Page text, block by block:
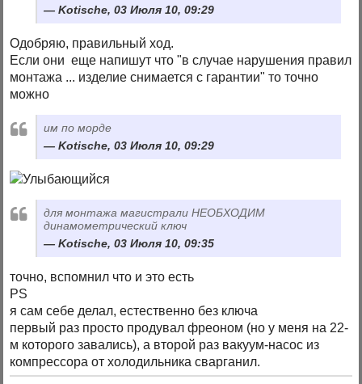
Kotische, 03 Июля 10, 09:29
Одобряю, правильный ход.
Если они еще напишут что "в случае нарушения правил
монтажа ... изделие снимается с гарантии" то точно
можно
им по морде
Kotische, 03 Июля 10, 09:29
для монтажа магистрали НЕОБХОДИМ
динамометрический ключ
Kotische, 03 Июля 10, 09:35
точно, вспомнил что и это есть
PS
я сам себе делал, естественно без ключа
первый раз просто продувал фреоном (но у меня на 22-
м которого завались), а второй раз вакуум-насос из
компрессора от холодильника сварганил.